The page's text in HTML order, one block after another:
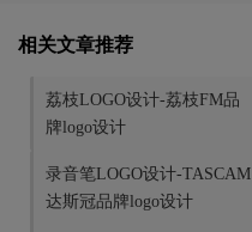
相关文章推荐
荔枝LOGO设计-荔枝FM品
牌logo设计
录音笔LOGO设计-TASCAM
达斯冠品牌logo设计